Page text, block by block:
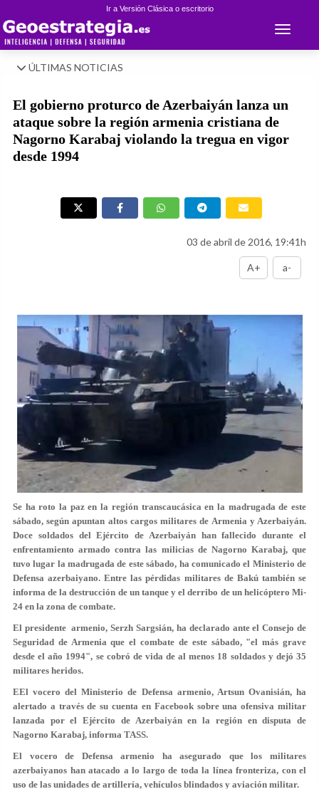
Ir a Versión Clásica o escritorio
Toggle
ÚLTIMAS NOTICIAS
El gobierno proturco de Azerbaiyán lanza un
ataque sobre la región armenia cristiana de
Nagorno Karabaj violando la tregua en vigor
desde 1994
03 de abril de 2016, 19:41h
A+ a-
Se ha roto la paz en la región transcaucásica en la madrugada de este
sábado, según apuntan altos cargos militares de Armenia y Azerbaiyán.
Doce soldados del Ejército de Azerbaiyán han fallecido durante el
enfrentamiento armado contra las milicias de Nagorno Karabaj, que
tuvo lugar la madrugada de este sábado, ha comunicado el Ministerio de
Defensa azerbaiyano. Entre las pérdidas militares de Bakú también se
informa de la destrucción de un tanque y el derribo de un helicóptero Mi-
24 en la zona de combate.
El presidente armenio, Serzh Sargsián, ha declarado ante el Consejo de
Seguridad de Armenia que el combate de este sábado, "el más grave
desde el año 1994", se cobró de vida de al menos 18 soldados y dejó 35
militares heridos.
EEl vocero del Ministerio de Defensa armenio, Artsun Ovanisián, ha
alertado a través de su cuenta en Facebook sobre una ofensiva militar
lanzada por el Ejército de Azerbaiyán en la región en disputa de
Nagorno Karabaj, informa TASS.
El vocero de Defensa armenio ha asegurado que los militares
azerbaiyanos han atacado a lo largo de toda la línea fronteriza, con el
uso de las unidades de artillería, vehículos blindados y aviación militar.